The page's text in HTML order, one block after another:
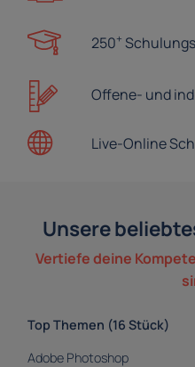
250+
Offene- und
Live-Online
Unsere
Vertiefe deine
Top Themen (16 Stück)
Adobe Photoshop